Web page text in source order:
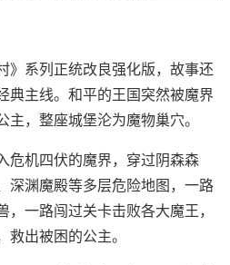
》系列正统改良强化版，故事还
典主线。和平的王国突然被魔界
，整座城堡沦为魔物巢穴。
危机四伏的魔界，穿过阴森森
深渊魔殿等多层危险地图，一路
一路闯过关卡击败各大魔王，
出被困的公主。